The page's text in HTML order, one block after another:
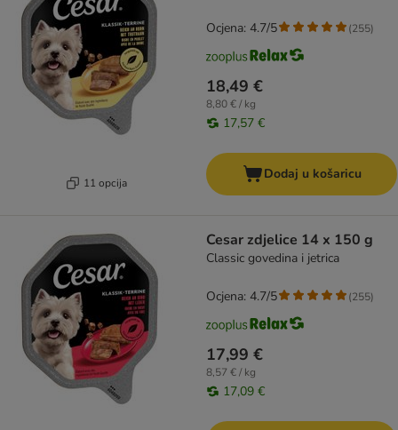
11 opcija
18,49 €
8,80 € / kg
17,57 €
Ocjena: 4.7/5 (255)
Dodaj u košaricu
Cesar zdjelice 14 x 150 g
Classic govedina i jetrica
17,99 €
8,57 € / kg
17,09 €
Ocjena: 4.7/5 (255)